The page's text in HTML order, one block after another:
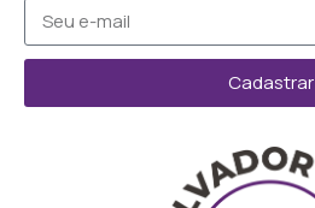
Cadastrar